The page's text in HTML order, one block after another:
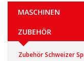
MASCHINEN
ZUBEHÖR
Zubehör Schweizer